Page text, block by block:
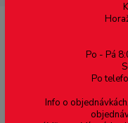
Po - Pá
Po
Info o